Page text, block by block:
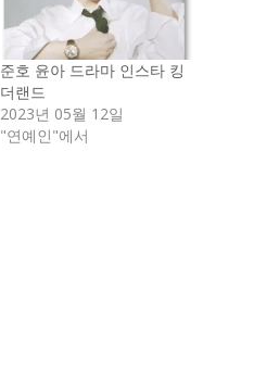
준호 윤아 드라마 인스타 킹
더랜드
2023년 05월 12일
"연예인"에서